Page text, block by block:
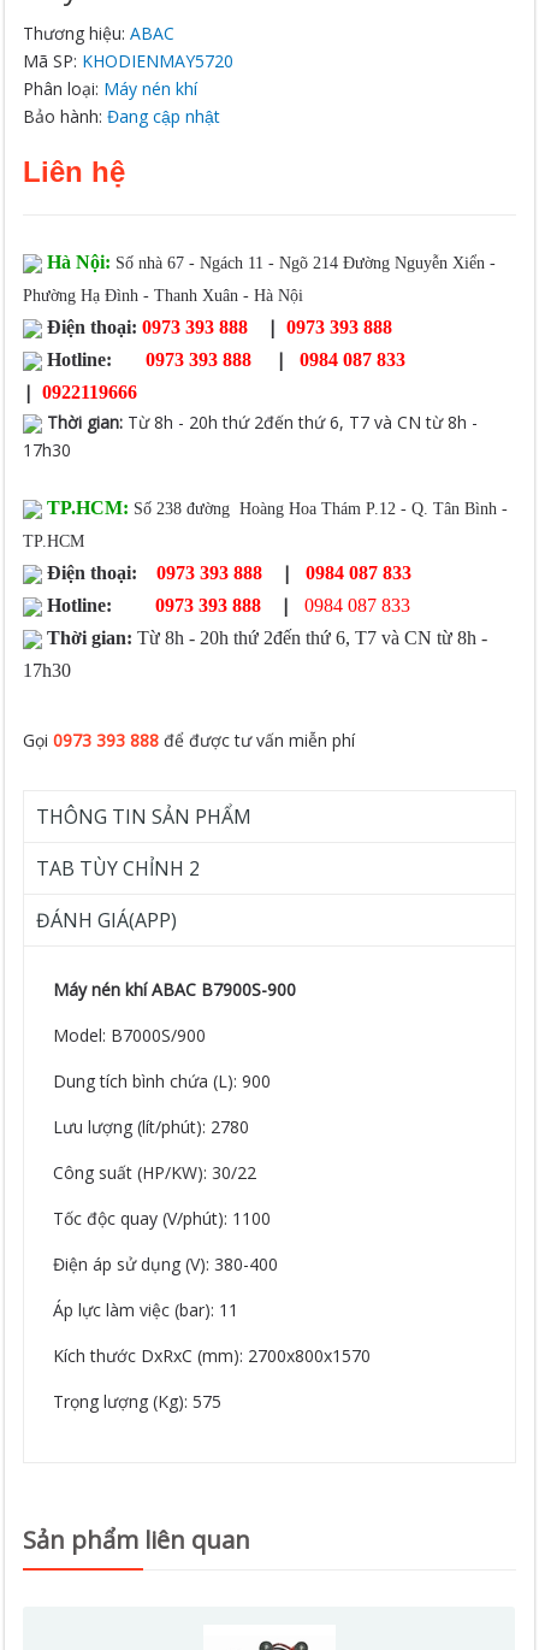
Thương hiệu:ABAC
Mã SP: KHODIENMAY5720
Phân loại: Máy nén khí
Bảo hành:Đang cập nhật
Liên hệ
Hà Nội: Số nhà 67 - Ngách 11 - Ngõ 214 Đường Nguyễn Xiển -
Phường Hạ Đình - Thanh Xuân - Hà Nội
Điện thoại: 0973 393 888 |
0973 393 888
Hotline:
0973 393 888 | 0984 087 833
| 0922119666
Thời gian: Từ 8h - 20h thứ 2đến thứ 6, T7 và CN từ 8h -
17h30
TP.HCM: Số 238 đường Hoàng Hoa Thám P.12 - Q. Tân Bình -
TP.HCM
Điện thoại: 0973 393 888 |
0984 087 833
Hotline:
0973 393 888 |
0984 087 833
Thời gian: Từ 8h - 20h thứ 2đến thứ 6, T7 và CN từ 8h -
17h30
Gọi0973 393 888 để được tư vấn miễn phí
THÔNG TIN SẢN PHẨM
TAB TÙY CHỈNH 2
ĐÁNH GIÁ(APP)
Máy nén khí ABAC B7900S-900
Model: B7000S/900
Dung tích bình chứa (L): 900
Lưu lượng (lít/phút): 2780
Công suất (HP/KW): 30/22
Tốc độc quay (V/phút): 1100
Điện áp sử dụng (V): 380-400
Áp lực làm việc (bar): 11
Kích thước DxRxC (mm): 2700x800x1570
Trọng lượng (Kg): 575
Sản phẩm liên quan